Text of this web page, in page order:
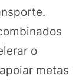
o
metas